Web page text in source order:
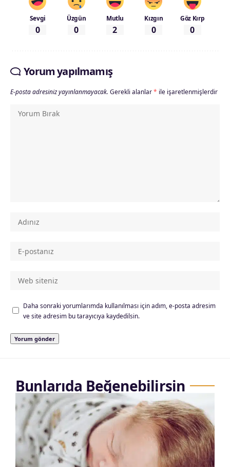
Sevgi
0
Üzgün
0
Mutlu
2
Kızgın
0
Göz Kırp
0
Yorum yapılmamış
E-posta adresiniz yayınlanmayacak. Gerekli alanlar* ile işaretlenmişlerdir
Daha sonraki yorumlarımda kullanılması için adım, e-posta adresim
ve site adresim bu tarayıcıya kaydedilsin.
Bunlarıda Beğenebilirsin